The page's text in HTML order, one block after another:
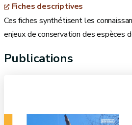
Fiches descriptives
Ces fiches synthétisent les
enjeux de conservation des espèces
Publications